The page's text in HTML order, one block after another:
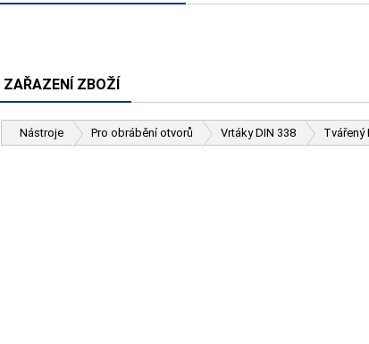
ZAŘAZENÍ ZBOŽÍ
Nástroje Pro obrábění otvorů Vrtáky DIN 338 Tvářený